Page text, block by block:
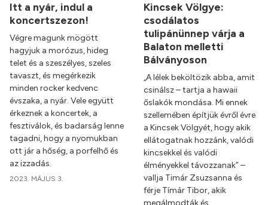
Itt a nyár, indul a
koncertszezon!
Végre magunk mögött
hagyjuk a morózus, hideg
telet és a szeszélyes, szeles
tavaszt, és megérkezik
minden rocker kedvenc
évszaka, a nyár. Vele együtt
érkeznek a koncertek, a
fesztiválok, és badarság lenne
tagadni, hogy a nyomukban
ott jár a hőség, a porfelhő és
az izzadás.
2023. MÁJUS 3.
Kincsek Völgye:
csodálatos
tulipánünnep várja a
Balaton melletti
Bálványoson
„A lélek beköltözik abba, amit
csinálsz – tartja a hawaii
őslakók mondása. Mi ennek
szellemében építjük évről évre
a Kincsek Völgyét, hogy akik
ellátogatnak hozzánk, valódi
kincsekkel és valódi
élményekkel távozzanak” –
vallja Timár Zsuzsanna és
férje Tímár Tibor, akik